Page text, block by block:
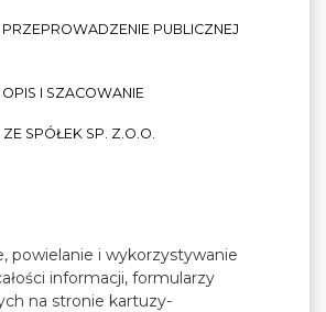
PUBLICZNEJ
I SZACOWANIE
SPÓŁEK SP. Z.O.O.
powielanie i wykorzystywanie
informacji, formularzy
na stronie kartuzy-